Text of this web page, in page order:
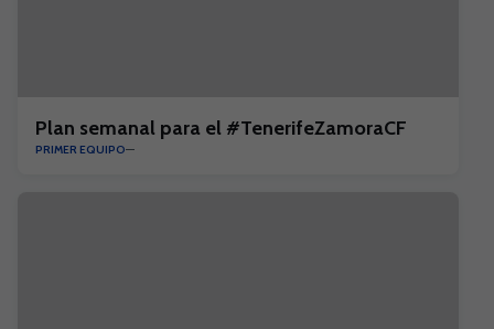
Plan semanal para el #TenerifeZamoraCF
PRIMER EQUIPO